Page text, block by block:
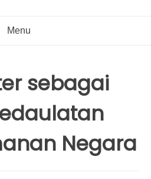
Menu
sebagai
Negara